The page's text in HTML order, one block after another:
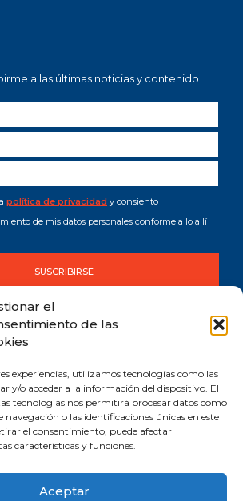
el
de las
experiencias, utilizamos tecnologías como las
y/o acceder a la información del dispositivo. El
tecnologías nos permitirá procesar datos como
o las identificaciones únicas en este
el consentimiento, puede afectar
características y funciones.
Aceptar
a las últimas noticias y contenido
política de privacidad y consiento
de mis datos personales conforme a lo allí
SUSCRIBIRSE
de Desarrollo Sostenible (ODS). Reduzco la
mis canales digitales.